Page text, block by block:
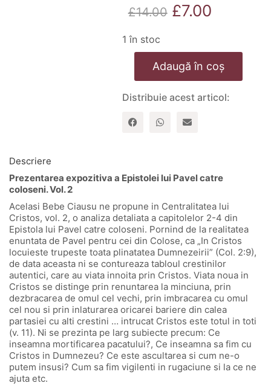
£14.00 Prețul
a
fost:
£14.00.
£7.00Prețul
este:
£7.00.
1 în stoc
Cantitate
Centralitatea
Cristos
-
Adaugă în coș
Distribuie acest articol:
Descriere
Prezentarea expozitiva a Epistolei lui Pavel catre
coloseni. Vol. 2
Acelasi Bebe Ciausu ne propune in Centralitatea lui
Cristos, vol. 2, o analiza detaliata a capitolelor 2-4 din
Epistola lui Pavel catre coloseni. Pornind de la realitatea
enuntata de Pavel pentru cei din Colose, ca „In Cristos
locuieste trupeste toata plinatatea Dumnezeirii” (Col. 2:9),
de data aceasta ni se contureaza tabloul crestinilor
autentici, care au viata innoita prin Cristos. Viata noua in
Cristos se distinge prin renuntarea la minciuna, prin
dezbracarea de omul cel vechi, prin imbracarea cu omul
cel nou si prin inlaturarea oricarei bariere din calea
partasiei cu alti crestini … intrucat Cristos este totul in toti
(v. 11). Ni se prezinta pe larg subiecte precum: Ce
inseamna mortificarea pacatului?, Ce inseamna sa fim cu
Cristos in Dumnezeu? Ce este ascultarea si cum ne-o
putem insusi? Cum sa fim vigilenti in rugaciune si la ce ne
ajuta etc.